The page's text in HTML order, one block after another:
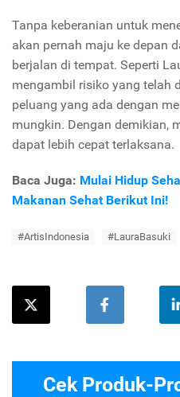
Tanpa keberanian untuk
akan pernah maju ke depan
berjalan di tempat. Seperti
mengambil risiko yang telah
peluang yang ada dengan
mungkin. Dengan demikian,
dapat lebih cepat terlaksana.
Baca Juga: Mulai Hidup
Makanan Sehat Berikut Ini!
#ArtisIndonesia #LauraBasuki
Cek Produk-